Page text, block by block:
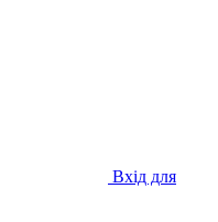
Вхід для